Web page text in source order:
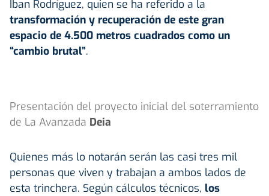
Iban Rodríguez, quien se ha referido a la
transformación y recuperación de este gran
espacio de 4.500 metros cuadrados como un
“cambio brutal”.
Presentación del proyecto inicial del soterramiento
de La Avanzada Deia
Quienes más lo notarán serán las casi tres mil
personas que viven y trabajan a ambos lados de
esta trinchera. Según cálculos técnicos, los